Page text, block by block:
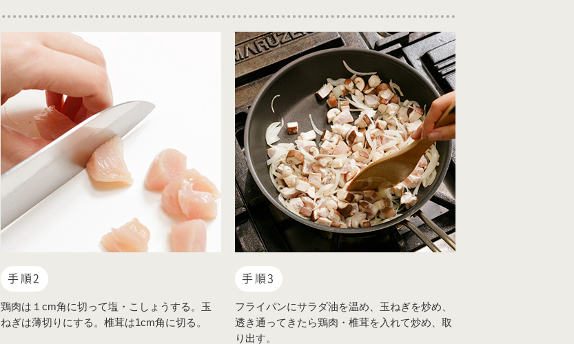
手順2
鶏肉は１cm角に切って塩・こしょうする。玉
ねぎは薄切りにする。椎茸は1cm角に切る。
手順3
フライパンにサラダ油を温め、玉ねぎを炒め、
透き通ってきたら鶏肉・椎茸を入れて炒め、取
り出す。